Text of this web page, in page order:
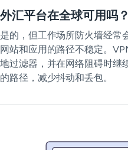
外汇平台在全球可用吗？
是的，但工作场所防火墙经常
网站和应用的路径不稳定。
地过滤器，并在网络阻碍时继
的路径，减少抖动和丢包。